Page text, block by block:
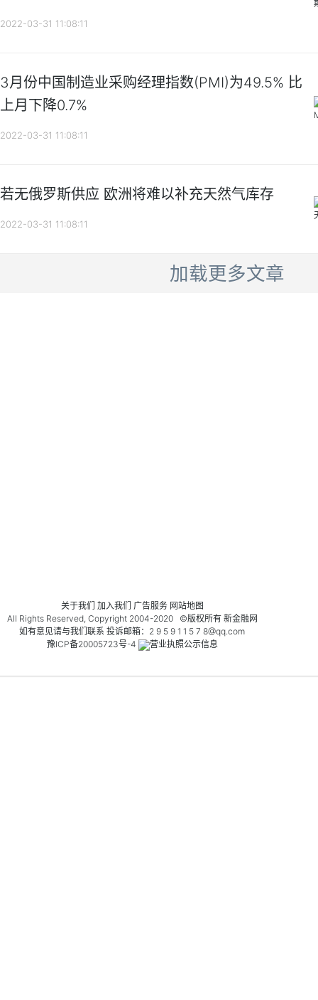
2022-03-31 11:08:11
3月份中国制造业采购经理指数(PMI)为49.5% 比
上月下降0.7%
2022-03-31 11:08:11
若无俄罗斯供应 欧洲将难以补充天然气库存
2022-03-31 11:08:11
加载更多文章
关于我们 加入我们 广告服务 网站地图
All Rights Reserved, Copyright 2004-2020 ©版权所有 新金融网
如有意见请与我们联系 投诉邮箱：2 9 5 9 1 1 5 7 8@qq.com
豫ICP备20005723号-4
营业执照公示信息